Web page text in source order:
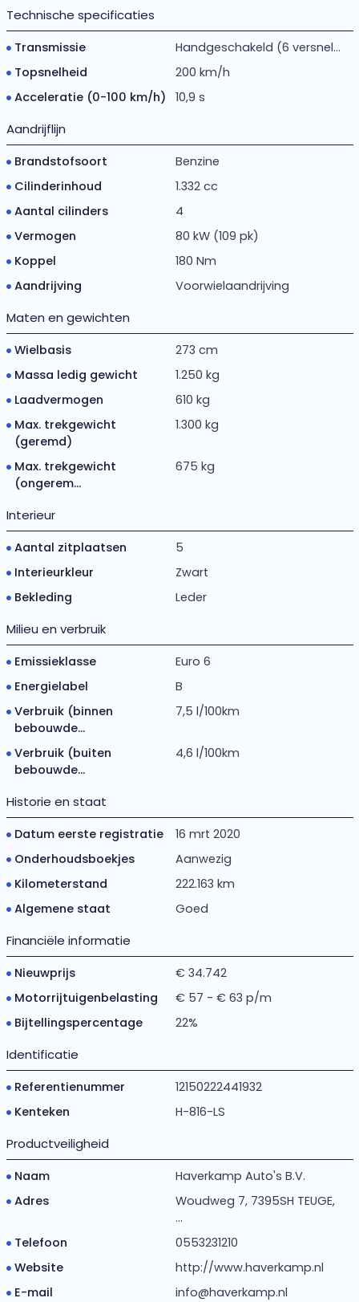
Technische specificaties
Transmissie
Handgeschakeld (6 versnel...
Topsnelheid
200 km/h
Acceleratie (0-100 km/h)
10,9 s
Aandrijflijn
Brandstofsoort
Benzine
Cilinderinhoud
1.332 cc
Aantal cilinders
4
Vermogen
80 kW (109 pk)
Koppel
180 Nm
Aandrijving
Voorwielaandrijving
Maten en gewichten
Wielbasis
273 cm
Massa ledig gewicht
1.250 kg
Laadvermogen
610 kg
Max. trekgewicht
(geremd)
1.300 kg
Max. trekgewicht
(ongerem...
675 kg
Interieur
Aantal zitplaatsen
5
Interieurkleur
Zwart
Bekleding
Leder
Milieu en verbruik
Emissieklasse
Euro 6
Energielabel
B
Verbruik (binnen
bebouwde...
7,5 l/100km
Verbruik (buiten
bebouwde...
4,6 l/100km
Historie en staat
Datum eerste registratie
16 mrt 2020
Onderhoudsboekjes
Aanwezig
Kilometerstand
222.163 km
Algemene staat
Goed
Financiële informatie
Nieuwprijs
€ 34.742
Motorrijtuigenbelasting
€ 57 - € 63 p/m
Bijtellingspercentage
22%
Identificatie
Referentienummer
12150222441932
Kenteken
H-816-LS
Productveiligheid
Naam
Haverkamp Auto's B.V.
Adres
Woudweg 7, 7395SH TEUGE,
...
Telefoon
0553231210
Website
http://www.haverkamp.nl
E-mail
info@haverkamp.nl